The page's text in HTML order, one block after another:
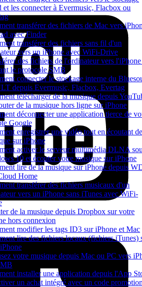
et les connecter à Evermusic, Flacbox ou
transférer des fichiers de Mac vers
avec Finder
transférer des fichiers sans fil d'un
vers un iPhone avec WiFi-Drive
des fichiers de l'ordinateur vers
le protocole SMB
connecter le stockage interne du
depuis Evermusic, Flacbox, Evertag
télécharger de la musique depuis
de la musique hors ligne sur iPhone
déconnecter une application tierce de
Google
enregistrer une vidéo tout en écoutant
sur iPhone
activer le serveur multimédia DLNA
10 et écouter votre musique sur iPhone
lire de la musique sur iPhone depuis
Home
transférer des fichiers musicaux d'un
vers un iPhone sans iTunes avec WiFi-
de la musique depuis Dropbox sur votre
hors connexion
modifier les tags ID3 sur iPhone et Mac
lire des fichiers locaux (fichiers iTunes)
votre musique depuis Mac ou PC vers
installer une application depuis l'App
un achat intégré avec un code